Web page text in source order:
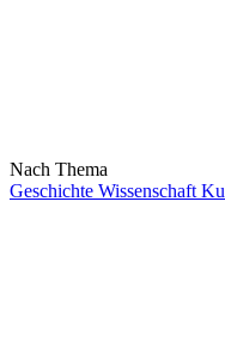
Nach Thema
Geschichte Wissenschaft